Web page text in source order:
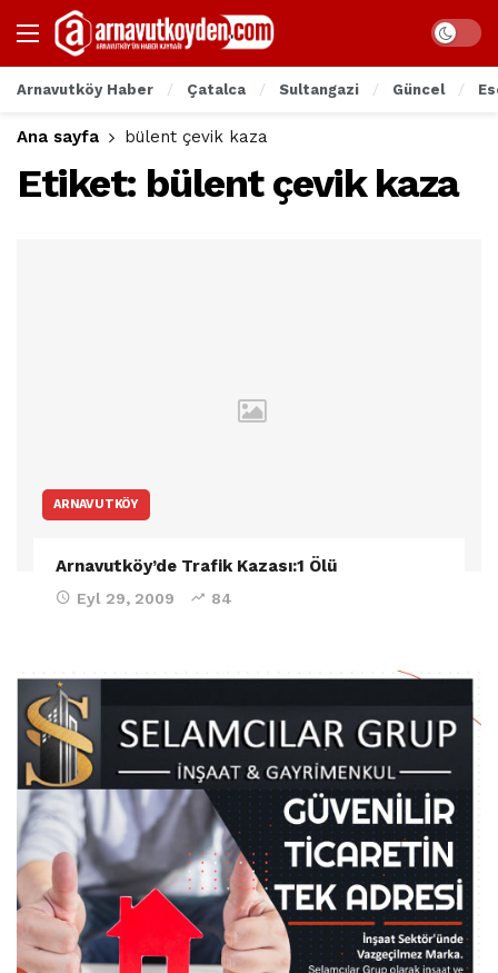
Arnavutköy Haber Çatalca Sultangazi Güncel
Ana sayfa bülent çevik kaza
Etiket: bülent çevik kaza
ARNAVUTKÖY
Arnavutköy’de Trafik Kazası:1 Ölü
Eyl 29, 2009 84